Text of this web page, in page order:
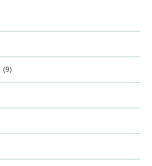
(9)